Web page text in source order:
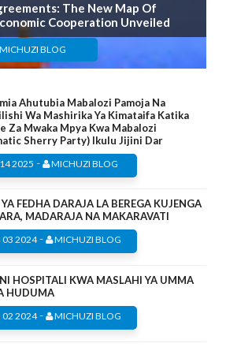
The New Map Of
Cooperation Unveiled
BLOG
Ahutubia Mabalozi Pamoja Na
Wa Mashirika Ya Kimataifa Katika
Za Mwaka Mpya Kwa Mabalozi
Sherry Party) Ikulu Jijini Dar
2025 - MICHUZI BLOG
FEDHA DARAJA LA BEREGA KUJENGA
MADARAJA NA MAKARAVATI
03 2024- MICHUZI BLOG
HOSPITALI KWA MASLAHI YA UMMA
HUDUMA
02 2024- MICHUZI BLOG